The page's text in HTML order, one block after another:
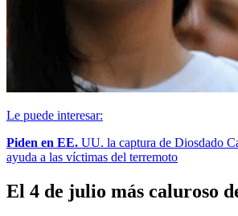
Le puede interesar:
Piden en EE. UU. la captura de Diosdado
ayuda a las víctimas del terremoto
El 4 de julio más caluroso